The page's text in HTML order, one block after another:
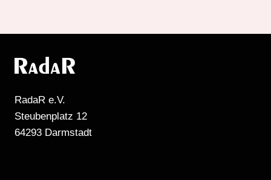
RadaR e.V.
Steubenplatz 12
64293 Darmstadt